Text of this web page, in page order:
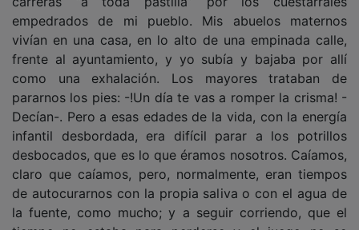
empedrados de mi pueblo. Mis abuelos maternos
vivían en una casa, en lo alto de una empinada calle,
frente al ayuntamiento, y yo subía y bajaba por allí
como una exhalación. Los mayores trataban de
pararnos los pies: -!Un día te vas a romper la crisma! -
Decían-. Pero a esas edades de la vida, con la energía
infantil desbordada, era difícil parar a los potrillos
desbocados, que es lo que éramos nosotros. Caíamos,
claro que caíamos, pero, normalmente, eran tiempos
de autocurarnos con la propia saliva o con el agua de
la fuente, como mucho; y a seguir corriendo, que el
tiempo no estaba para perderse y el juego no se